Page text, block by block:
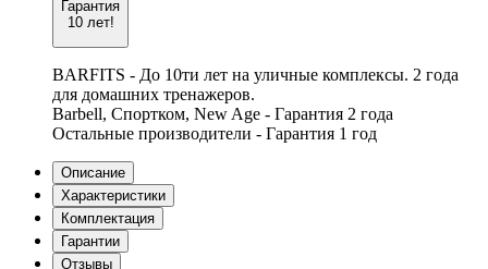
Гарантия
10 лет!
BARFITS - До 10ти лет на уличные комплексы. 2 года
для домашних тренажеров.
Barbell, Спортком, New Age - Гарантия 2 года
Остальные производители - Гарантия 1 год
Описание
Характеристики
Комплектация
Гарантии
Отзывы